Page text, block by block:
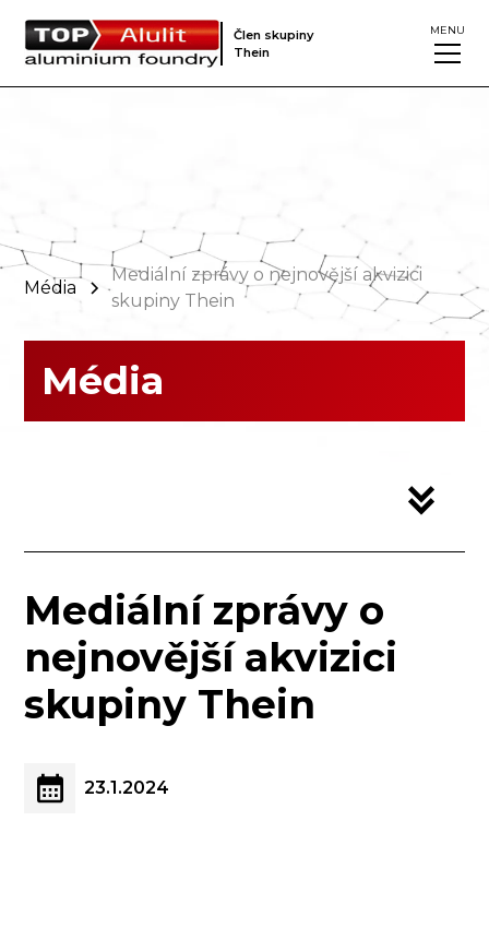
Člen skupiny
Thein
MENU
Média
Mediální zprávy o nejnovější akvizici
skupiny Thein
Média
Mediální zprávy o
nejnovější akvizici
skupiny Thein
23.1.2024